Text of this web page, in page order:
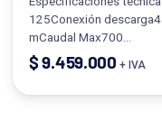
125Conexión
mCaudal Max700…
$9.459.000 + IVA